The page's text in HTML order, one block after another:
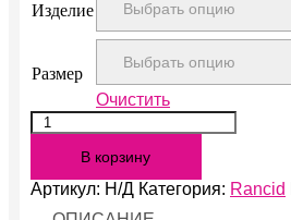
Изделие
Размер
Очистить
Количество
Hooligans
В корзину
Артикул: Н/Д Категория: Rancid